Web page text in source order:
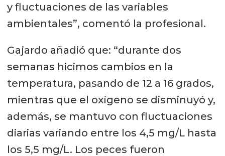
y fluctuaciones de las variables
ambientales”, comentó la profesional.
Gajardo añadió que: “durante dos
semanas hicimos cambios en la
temperatura, pasando de 12 a 16 grados,
mientras que el oxígeno se disminuyó y,
además, se mantuvo con fluctuaciones
diarias variando entre los 4,5 mg/L hasta
los 5,5 mg/L. Los peces fueron